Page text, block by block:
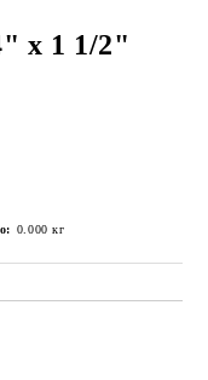
х 1 1/2"
0.000 кг